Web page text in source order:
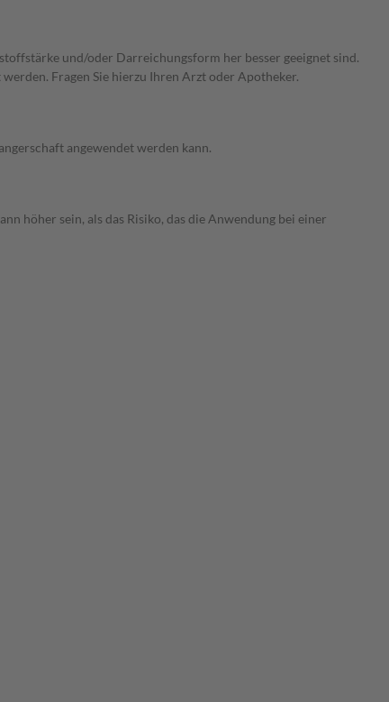
und/oder Darreichungsform her besser geeignet sind.
Fragen Sie hierzu Ihren Arzt oder Apotheker.
angewendet werden kann.
höher sein, als das Risiko, das die Anwendung bei einer